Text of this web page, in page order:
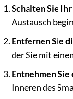
Schalten Sie Ihr
Austausch
Entfernen Sie
der Sie mit
Entnehmen
Inneren des